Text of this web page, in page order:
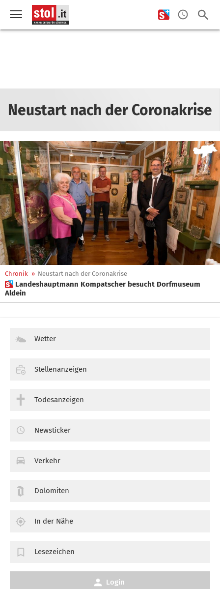
Neustart nach der Coronakrise
Chronik » Neustart nach der Coronakrise
 Landeshauptmann Kompatscher besucht Dorfmuseum
Aldein
Wetter
Stellenanzeigen
Todesanzeigen
Newsticker
Verkehr
Dolomiten
In der Nähe
Lesezeichen
Login